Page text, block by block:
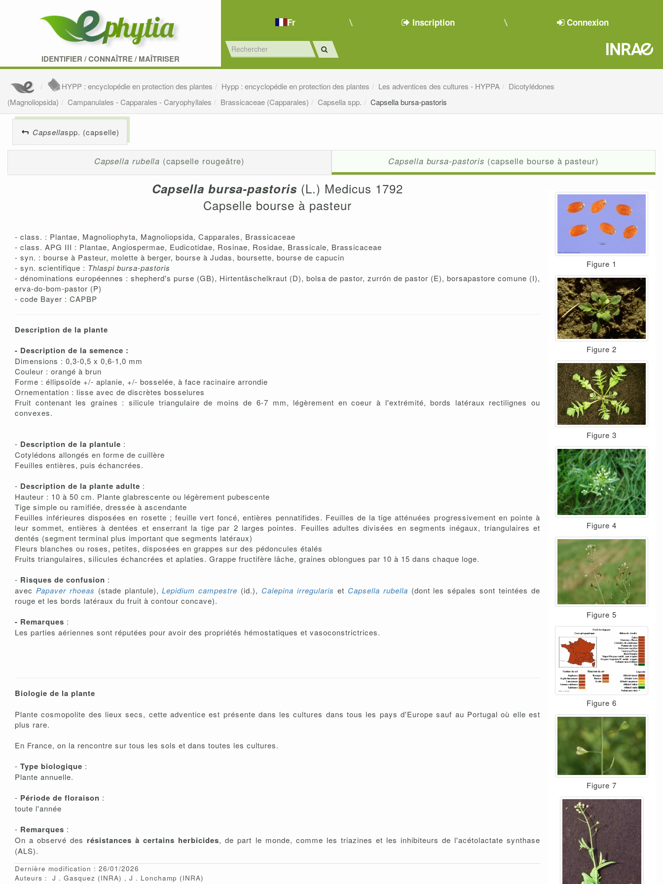
IDENTIFIER /CONNAÎTRE/MAÎTRISER
Fr Inscription Connexion
HYPP : encyclopédie en protection des plantes Hypp : encyclopédie en protection des plantes Les adventices des cultures - HYPPA
Dicotylédones
(Magnoliopsida)
Campanulales - Capparales - Caryophyllales Brassicaceae (Capparales) Capsella spp. Capsella bursa-pastoris
Capsellaspp. (capselle)
Capsella rubella (capselle rougeâtre) Capsella bursa-pastoris (capselle bourse à pasteur)
Capsella bursa-pastoris (L.) Medicus 1792
Capselle bourse à pasteur
- class. : Plantae, Magnoliophyta, Magnoliopsida, Capparales, Brassicaceae
- class. APG III : Plantae, Angiospermae, Eudicotidae, Rosinae, Rosidae, Brassicale, Brassicaceae
- syn. : bourse à Pasteur, molette à berger, bourse à Judas, boursette, bourse de capucin
- syn. scientifique : Thlaspi bursa-pastoris
- dénominations européennes : shepherd's purse (GB), Hirtentäschelkraut (D), bolsa de pastor, zurrón de pastor (E), borsapastore comune (I),
erva-do-bom-pastor (P)
- code Bayer : CAPBP
Description de la plante
- Description de la semence :
Dimensions : 0,3-0,5 x 0,6-1,0 mm
Couleur : orangé à brun
Forme : éllipsoïde +/- aplanie, +/- bosselée, à face racinaire arrondie
Ornementation : lisse avec de discrètes bosselures
Fruit contenant les graines : silicule triangulaire de moins de 6-7 mm, légèrement en coeur à l'extrémité, bords latéraux rectilignes ou
convexes.
- Description de la plantule :
Cotylédons allongés en forme de cuillère
Feuilles entières, puis échancrées.
- Description de la plante adulte :
Hauteur : 10 à 50 cm. Plante glabrescente ou légèrement pubescente
Tige simple ou ramifiée, dressée à ascendante
Feuilles inférieures disposées en rosette ; feuille vert foncé, entières pennatifides. Feuilles de la tige atténuées progressivement en pointe à
leur sommet, entières à dentées et enserrant la tige par 2 larges pointes. Feuilles adultes divisées en segments inégaux, triangulaires et
dentés (segment terminal plus important que segments latéraux)
Fleurs blanches ou roses, petites, disposées en grappes sur des pédoncules étalés
Fruits triangulaires, silicules échancrées et aplaties. Grappe fructifère lâche, graines oblongues par 10 à 15 dans chaque loge.
- Risques de confusion :
avec Papaver rhoeas (stade plantule), Lepidium campestre (id.), Calepina irregularis et Capsella rubella (dont les sépales sont teintées de
rouge et les bords latéraux du fruit à contour concave).
- Remarques :
Les parties aériennes sont réputées pour avoir des propriétés hémostatiques et vasoconstrictrices.
Biologie de la plante
Plante cosmopolite des lieux secs, cette adventice est présente dans les cultures dans tous les pays d'Europe sauf au Portugal où elle est
plus rare.
En France, on la rencontre sur tous les sols et dans toutes les cultures.
- Type biologique :
Plante annuelle.
- Période de floraison :
toute l'année
- Remarques :
On a observé des résistances à certains herbicides, de part le monde, comme les triazines et les inhibiteurs de l'acétolactate synthase
(ALS).
Dernière modification : 26/01/2026
Auteurs :
J Gasquez (INRA) J Lonchamp (INRA)
Figure 1
Figure 2
Figure 3
Figure 4
Figure 5
Figure 6
Figure 7